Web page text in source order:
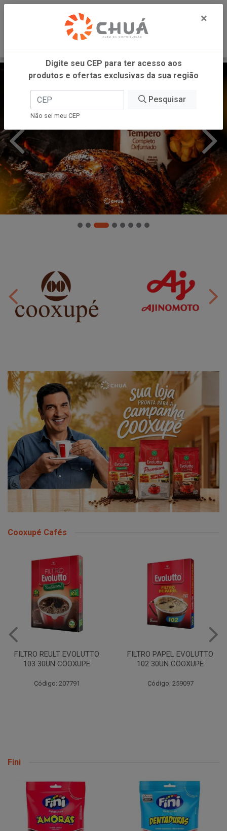
Cooxupé Cafés
FILTRO REULT EVOLUTTO
103 30UN COOXUPE
Código: 207791
FILTRO PAPEL EVOLUTTO
102 30UN COOXUPE
Código: 259097
Fini
×
Digite seu CEP para ter acesso aos
produtos e ofertas exclusivas da sua região
Pesquisar
Não sei meu CEP